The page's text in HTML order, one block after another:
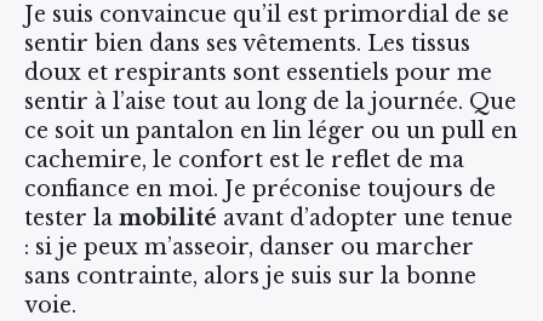
Je suis convaincue qu’il est primordial de se
sentir bien dans ses vêtements. Les tissus
doux et respirants sont essentiels pour me
sentir à l’aise tout au long de la journée. Que
ce soit un pantalon en lin léger ou un pull en
cachemire, le confort est le reflet de ma
confiance en moi. Je préconise toujours de
tester la mobilité avant d’adopter une tenue
: si je peux m’asseoir, danser ou marcher
sans contrainte, alors je suis sur la bonne
voie.